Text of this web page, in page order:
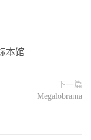
本馆
下一篇
Megalobrama